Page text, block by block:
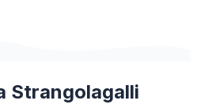
Strangolagalli